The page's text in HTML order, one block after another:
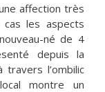
affection très
les aspects
né de 4
depuis la
travers l’ombilic
montre un